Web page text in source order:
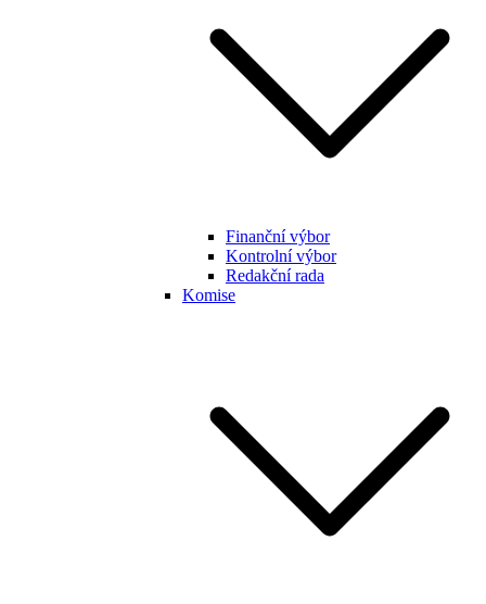
Finanční výbor
Kontrolní výbor
Redakční rada
Komise